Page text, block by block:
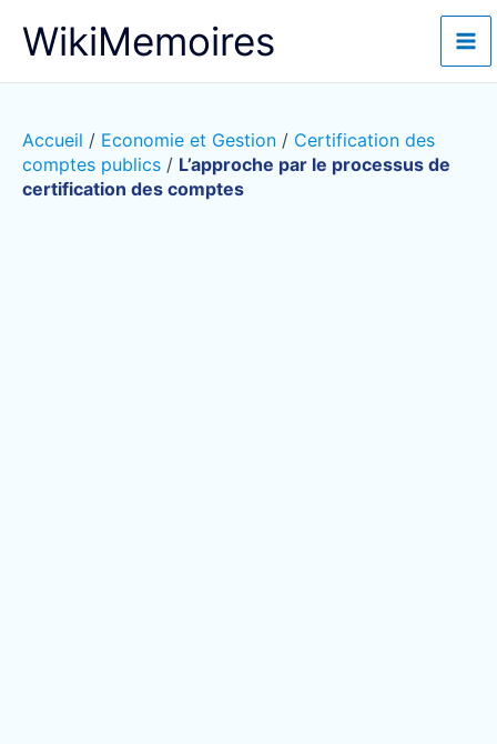
WikiMemoires
Accueil / Economie et Gestion / Certification des
comptes publics / L’approche par le processus de
certification des comptes